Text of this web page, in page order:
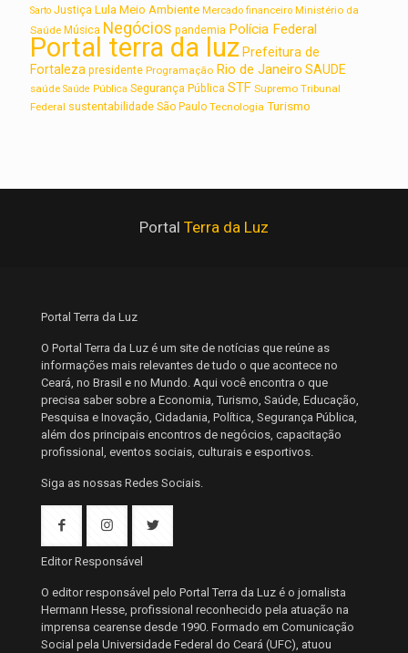
Sarto Justiça Lula Meio Ambiente Mercado financeiro Ministério da
Saúde Música Negócios pandemia Polícia Federal
Portal terra da luzPrefeitura de
Fortaleza presidente Programação Rio de Janeiro SAUDE
saúde Saúde Pública Segurança Pública STF Supremo Tribunal
Federal sustentabilidade São Paulo Tecnologia Turismo
Portal Terra da Luz
Portal Terra da Luz
O Portal Terra da Luz é um site de notícias que reúne as
informações mais relevantes de tudo o que acontece no
Ceará, no Brasil e no Mundo. Aqui você encontra o que
precisa saber sobre a Economia, Turismo, Saúde, Educação,
Pesquisa e Inovação, Cidadania, Política, Segurança Pública,
além dos principais encontros de negócios, capacitação
profissional, eventos sociais, culturais e esportivos.
Siga as nossas Redes Sociais.
Editor Responsável
O editor responsável pelo Portal Terra da Luz é o jornalista
Hermann Hesse, profissional reconhecido pela atuação na
imprensa cearense desde 1990. Formado em Comunicação
Social pela Universidade Federal do Ceará (UFC), atuou